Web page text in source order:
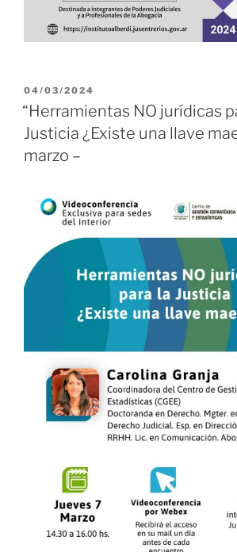
PUBLICADO
EL
04/03/2024
“Herramientas NO jurídicas
Justicia ¿Existe una llave
marzo –